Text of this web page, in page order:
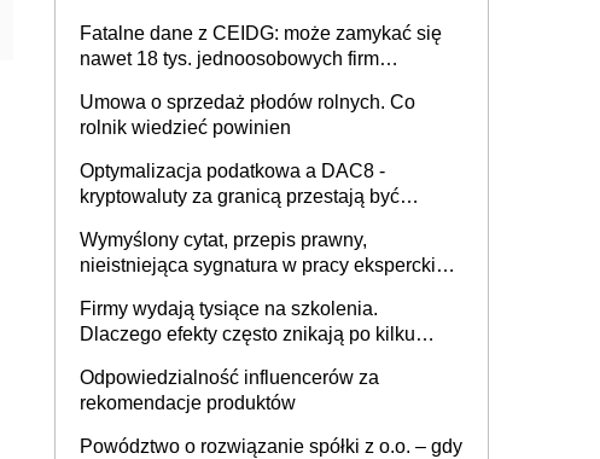
Fatalne dane z CEIDG: może zamykać się
nawet 18 tys. jednoosobowych firm
Umowa o sprzedaż płodów rolnych. Co
rolnik wiedzieć powinien
Optymalizacja podatkowa a DAC8 -
kryptowaluty za granicą przestają być
Wymyślony cytat, przepis prawny,
nieistniejąca sygnatura w pracy eksperckiej -
firmie
Firmy wydają tysiące na szkolenia.
Dlaczego efekty często znikają po kilku
Odpowiedzialność influencerów za
rekomendacje produktów
Powództwo o rozwiązanie spółki z o.o. – gdy